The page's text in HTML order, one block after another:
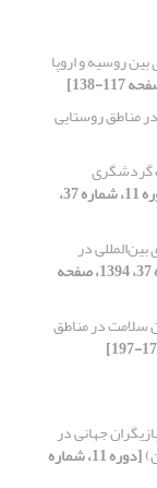
روسیه و اروپا
مناطق روستایی
گردشگری
[دوره 11، شماره 37،
در
[دوره 11، شماره 37، 1394، صفحه
سلامت در مناطق
جهانی در
[دوره 11، شماره